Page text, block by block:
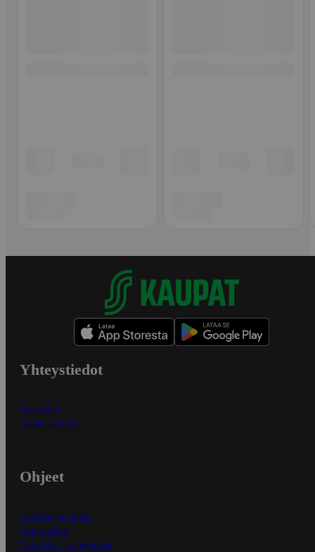
Yhteystiedot
Myymälät
Asiakaspalvelu
Ohjeet
Ensitilaajan ohjeet
Näin maksat
Näin tilaat ja muokkaat